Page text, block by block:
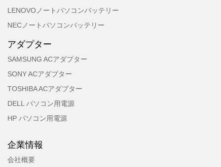
LENOVOノートパソコンバッテリー
NECノートパソコンバッテリー
アダプター
SAMSUNG ACアダプター
SONY ACアダプター
TOSHIBA ACアダプター
DELL パソコン用電源
HP パソコン用電源
企業情報
会社概要